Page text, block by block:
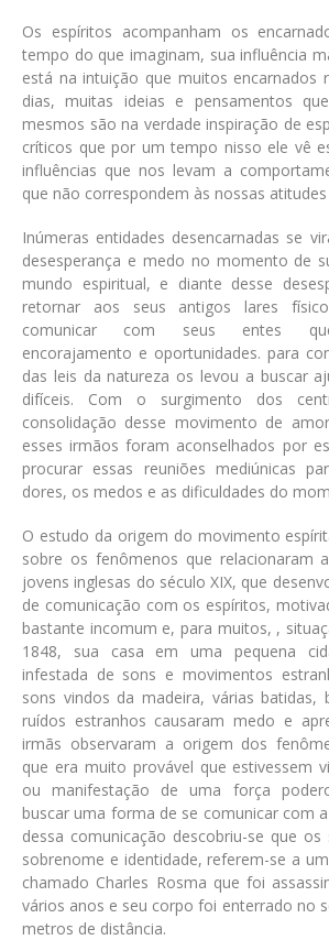
Os espíritos acompanham os
tempo do que imaginam, sua influência
está na intuição que muitos encarnados
dias, muitas ideias e pensamentos
mesmos são na verdade inspiração de
críticos que por um tempo nisso ele vê
influências que nos levam a
que não correspondem às nossas
Inúmeras entidades desencarnadas se
desesperança e medo no momento de
mundo espiritual, e diante desse
retornar aos seus antigos lares
comunicar com seus entes
encorajamento e oportunidades. para
das leis da natureza os levou a buscar
difíceis. Com o surgimento dos
consolidação desse movimento de
esses irmãos foram aconselhados por
procurar essas reuniões mediúnicas
dores, os medos e as dificuldades do
O estudo da origem do movimento
sobre os fenômenos que relacionaram
jovens inglesas do século XIX, que
de comunicação com os espíritos,
bastante incomum e, para muitos, ,
1848, sua casa em uma pequena
infestada de sons e movimentos
sons vindos da madeira, várias batidas,
ruídos estranhos causaram medo e
irmãs observaram a origem dos
que era muito provável que estivessem
ou manifestação de uma força
buscar uma forma de se comunicar com
dessa comunicação descobriu-se que
sobrenome e identidade, referem-se a
chamado Charles Rosma que foi
vários anos e seu corpo foi enterrado no
metros de distância.